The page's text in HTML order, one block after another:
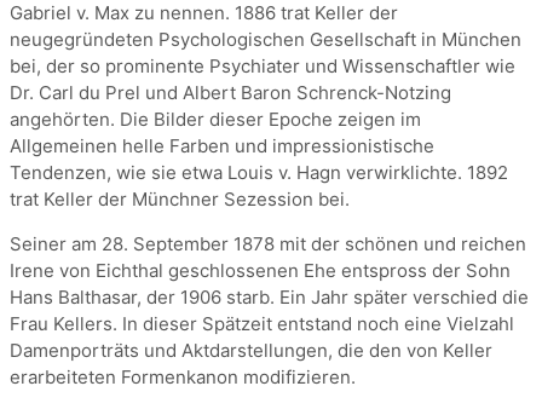
Gabriel v. Max zu nennen. 1886 trat Keller der
neugegründeten Psychologischen Gesellschaft in München
bei, der so prominente Psychiater und Wissenschaftler wie
Dr. Carl du Prel und Albert Baron Schrenck-Notzing
angehörten. Die Bilder dieser Epoche zeigen im
Allgemeinen helle Farben und impressionistische
Tendenzen, wie sie etwa Louis v. Hagn verwirklichte. 1892
trat Keller der Münchner Sezession bei.
Seiner am 28. September 1878 mit der schönen und reichen
Irene von Eichthal geschlossenen Ehe entspross der Sohn
Hans Balthasar, der 1906 starb. Ein Jahr später verschied die
Frau Kellers. In dieser Spätzeit entstand noch eine Vielzahl
Damenporträts und Aktdarstellungen, die den von Keller
erarbeiteten Formenkanon modifizieren.